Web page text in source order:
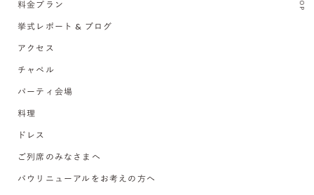
TOP
料金プラン
挙式レポート & ブログ
アクセス
チャペル
パーティ会場
料理
ドレス
ご列席のみなさまへ
バウリニューアルをお考えの方へ